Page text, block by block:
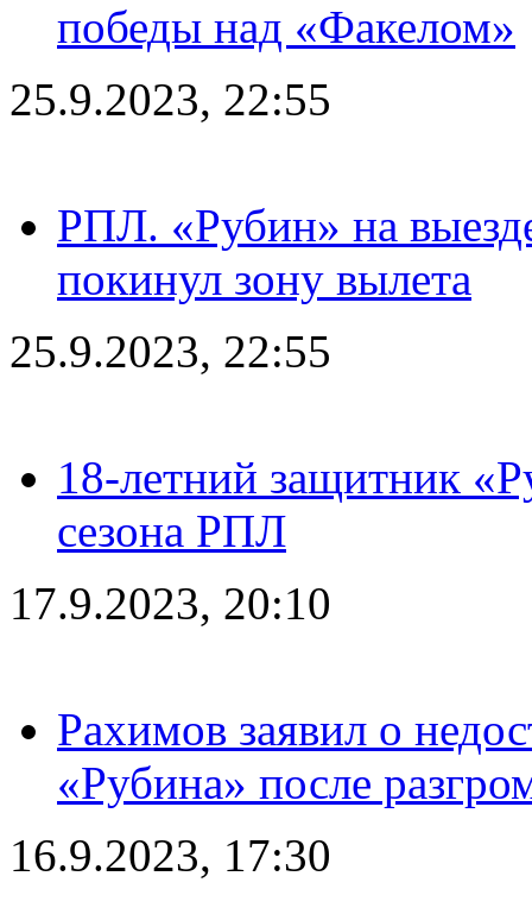
победы над «Факелом»
25.9.2023, 22:55
РПЛ. «Рубин» на
покинул зону вылета
25.9.2023, 22:55
18-летний защитник
сезона РПЛ
17.9.2023, 20:10
Рахимов заявил о
«Рубина» после
16.9.2023, 17:30